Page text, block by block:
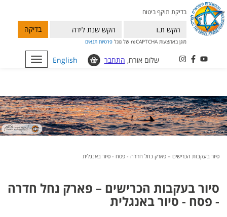
בדיקת תוקף ביטוח
בדיקה
מוגן באמצעות reCAPTCHA של גוגל פרטיות תנאים
Toggle
navigation
English שלום אורח, התחבר
סיור בעקבות הכרישים – פארק נחל חדרה - פסח - סיור באנגלית
סיור בעקבות הכרישים – פארק נחל חדרה
- פסח - סיור באנגלית